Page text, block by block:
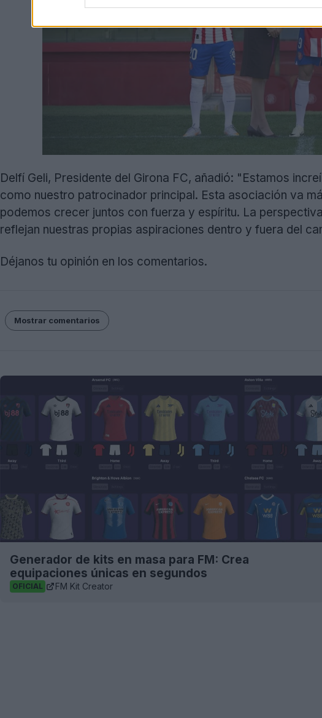
Delfí Geli, Presidente del Girona FC, añadió: "Estamos
como nuestro patrocinador principal. Esta asociación va
podemos crecer juntos con fuerza y espíritu. La
reflejan nuestras propias aspiraciones dentro y fuera del
Déjanos tu opinión en los comentarios.
Mostrar comentarios
Generador de kits en masa para FM: Crea
equipaciones únicas en segundos
OFICIAL FM Kit Creator